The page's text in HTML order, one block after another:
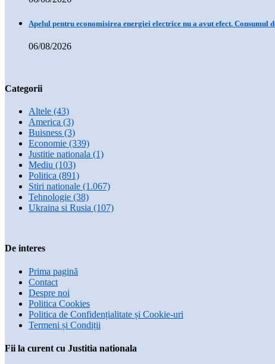
Apelul pentru economisirea energiei electrice nu a avut efect.
06/08/2026
Categorii
Altele (43)
America (3)
Buisness (3)
Economie (339)
Justitie nationala (1)
Mediu (103)
Politica (891)
Stiri nationale (1.067)
Tehnologie (38)
Ukraina si Rusia (107)
De interes
Prima pagină
Contact
Despre noi
Politica Cookies
Politica de Confidențialitate și Cookie-uri
Termeni și Condiții
Fii la curent cu Justitia nationala